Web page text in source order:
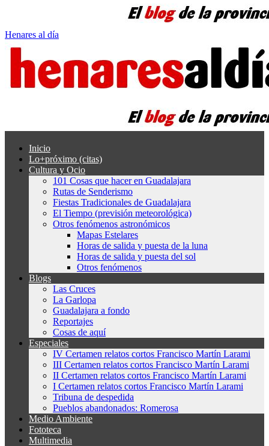
Henares al día
Inicio
Lo+próximo (citas)
Cultura y Ocio
101 Cosas que hacer en Guadalajara
Rutas de Senderismo
Fiestas Tradicionales de Guadalajara
El Tiempo (previsión meteorológica)
Otros fenómenos astronómicos
Mapas Estelares
Horas de salida y puesta de la luna
Horas de salida y puesta del sol
Otros fenómenos
Blogs
Las Cruces
La Garlopa
Guadalajara a fondo
Reportajes
Cosas de aquí
Especiales
IV Certamen relatos cortos Francisco Martín Larami
III Certamen relatos cortos Francisco Martín Larami
II Certamen relatos cortos Francisco Martín Larami
I Certamen relatos cortos Francisco Martín Larami
Tribuna de despedida
Pueblos abandonados: Romerosa
Medio Ambiente
Fototeca
Multimedia